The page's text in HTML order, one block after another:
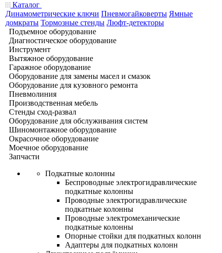
Каталог
Динамометрические ключи Пневмогайковерты Ямные
домкраты Тормозные стенды Люфт-детекторы
Подъемное оборудование
Диагностическое оборудование
Инструмент
Вытяжное оборудование
Гаражное оборудование
Оборудование для замены масел и смазок
Оборудование для кузовного ремонта
Пневмолиния
Производственная мебель
Стенды сход-развал
Оборудование для обслуживания систем
Шиномонтажное оборудование
Окрасочное оборудование
Моечное оборудование
Запчасти
Подкатные колонны
Беспроводные электрогидравлические
подкатные колонны
Проводные электрогидравлические
подкатные колонны
Проводные электромеханические
подкатные колонны
Опорные стойки для подкатных колонн
Адаптеры для подкатных колонн